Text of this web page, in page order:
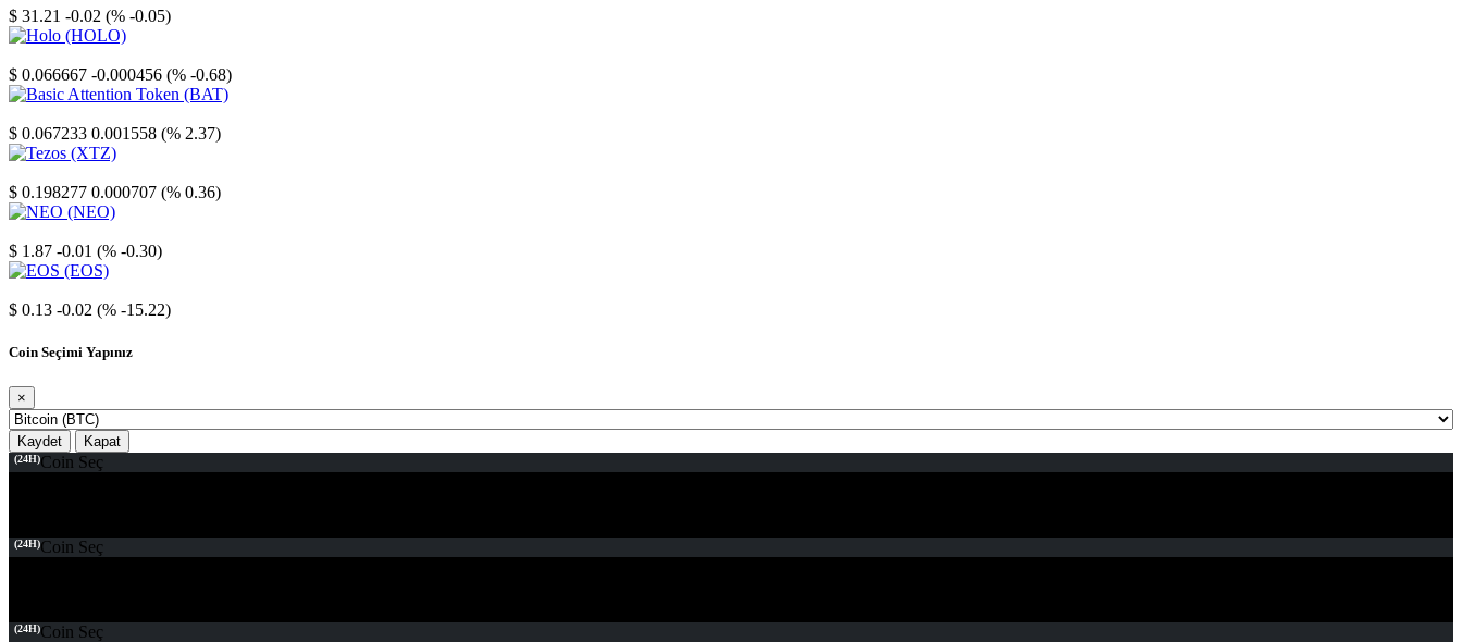
$ 31.21 -0.02 (% -0.05)
$ 0.066667 -0.000456 (% -0.68)
$ 0.067233 0.001558 (% 2.37)
$ 0.198277 0.000707 (% 0.36)
$ 1.87 -0.01 (% -0.30)
$ 0.13 -0.02 (% -15.22)
Coin Seçimi Yapınız
×
Kaydet Kapat
(24H)Coin Seç
(24H)Coin Seç
(24H)Coin Seç